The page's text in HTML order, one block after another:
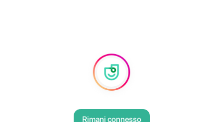
Rimani connesso